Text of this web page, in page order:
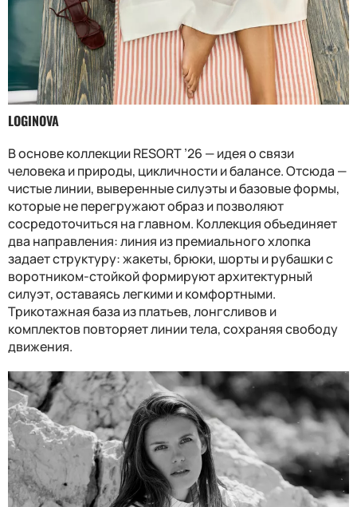
LOGINOVA
В основе коллекции RESORT ’26 — идея о связи
человека и природы, цикличности и балансе. Отсюда —
чистые линии, выверенные силуэты и базовые формы,
которые не перегружают образ и позволяют
сосредоточиться на главном. Коллекция объединяет
два направления: линия из премиального хлопка
задает структуру: жакеты, брюки, шорты и рубашки с
воротником-стойкой формируют архитектурный
силуэт, оставаясь легкими и комфортными.
Трикотажная база из платьев, лонгсливов и
комплектов повторяет линии тела, сохраняя свободу
движения.